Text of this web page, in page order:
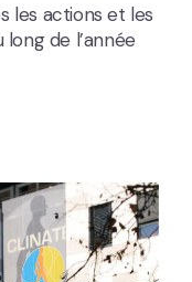
les actions et les
de l’année